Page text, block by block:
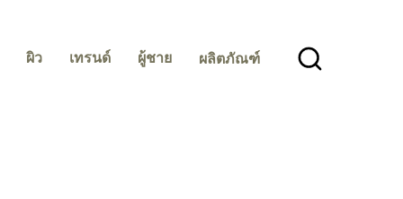
ผิว เทรนด์ ผู้ชาย ผลิตภัณฑ์